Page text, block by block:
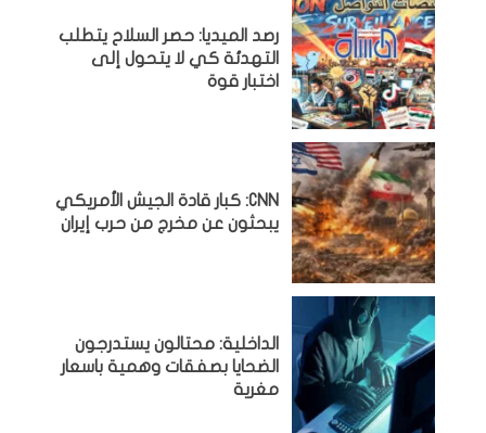
رصد الميديا: حصر السلاح يتطلب
التهدئة كي لا يتحول إلى
اختبار قوة
CNN: كبار قادة الجيش الأمريكي
يبحثون عن مخرج من حرب إيران
الداخلية: محتالون يستدرجون
الضحايا بصفقات وهمية باسعار
مغرية